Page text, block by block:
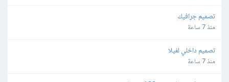
تصميم جرافيك
منذ 7 ساعة
تصميم داخلي لفيلا
منذ 7 ساعة